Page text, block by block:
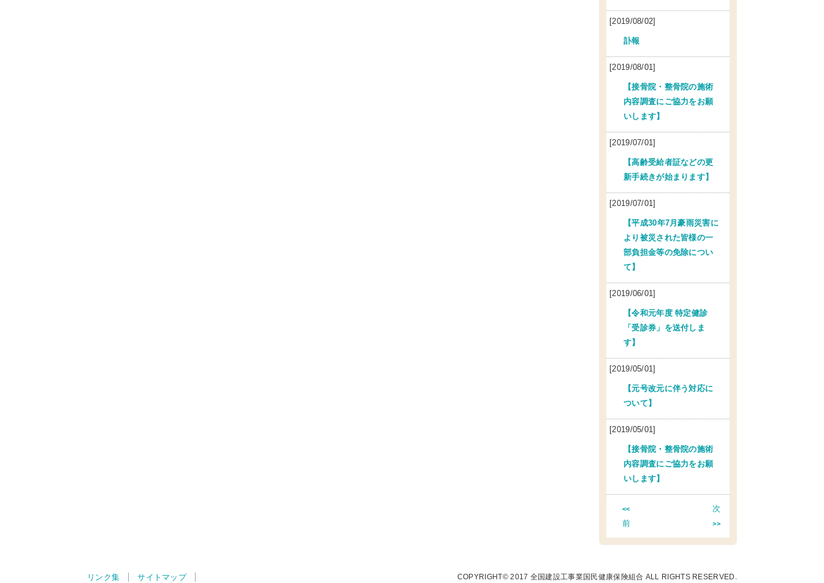
[2019/08/02]
訃報
[2019/08/01]
【接骨院・整骨院の施術
内容調査にご協力をお願
いします】
[2019/07/01]
【高齢受給者証などの更
新手続きが始まります】
[2019/07/01]
【平成30年7月豪雨災害に
より被災された皆様の一
部負担金等の免除につい
て】
[2019/06/01]
【令和元年度 特定健診
「受診券」を送付しま
す】
[2019/05/01]
【元号改元に伴う対応に
ついて】
[2019/05/01]
【接骨院・整骨院の施術
内容調査にご協力をお願
いします】
<<
前
次
>>
リンク集 サイトマップ COPYRIGHT© 2017 全国建設工事業国民健康保険組合 ALL RIGHTS RESERVED.